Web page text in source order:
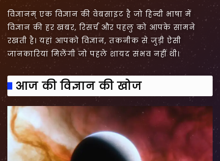
विज्ञानम् एक विज्ञान की वेबसाइट है जो हिन्दी भाषा में
विज्ञान की हर खबर, रिसर्च और पहलु को आपके सामने
रखती है। यहां आपको विज्ञान, तकनीक से जुड़ी ऐसी
जानकारियां मिलेंगी जो पहले शायद संभव नहीं थी।
आज की विज्ञान की खोज